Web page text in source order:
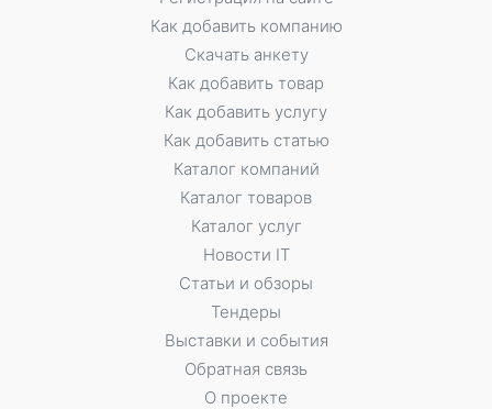
Как добавить компанию
Скачать анкету
Как добавить товар
Как добавить услугу
Как добавить статью
Каталог компаний
Каталог товаров
Каталог услуг
Новости IT
Статьи и обзоры
Тендеры
Выставки и события
Обратная связь
О проекте